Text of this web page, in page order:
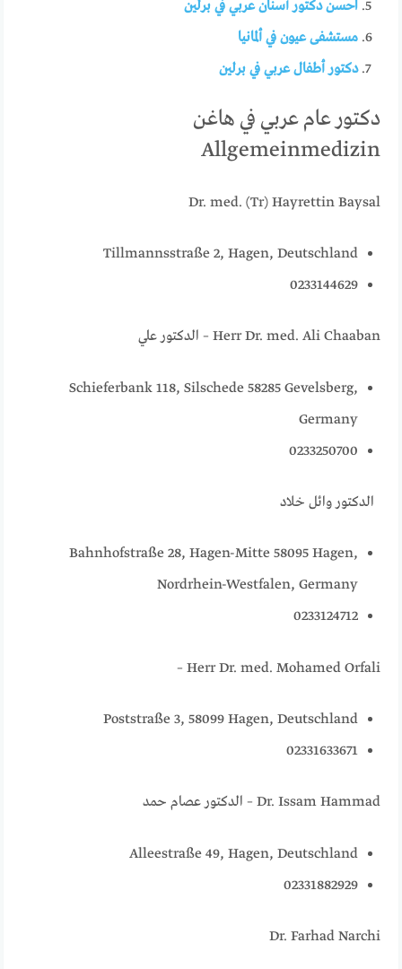
احسن دكتور أسنان عربي في برلين
مستشفى عيون في ألمانيا
دكتور أطفال عربي في برلين
دكتور عام عربي في هاغن
Allgemeinmedizin
Dr. med. (Tr) Hayrettin Baysal
Tillmannsstraße 2, Hagen, Deutschland
0233144629
Herr Dr. med. Ali Chaaban – الدكتور علي
Schieferbank 118, Silschede 58285 Gevelsberg,
Germany
0233250700
الدكتور وائل خلاد
Bahnhofstraße 28, Hagen-Mitte 58095 Hagen,
Nordrhein-Westfalen, Germany
0233124712
Herr Dr. med. Mohamed Orfali –
Poststraße 3, 58099 Hagen, Deutschland
02331633671
Dr. Issam Hammad – الدكتور عصام حمد
Alleestraße 49, Hagen, Deutschland
02331882929
Dr. Farhad Narchi